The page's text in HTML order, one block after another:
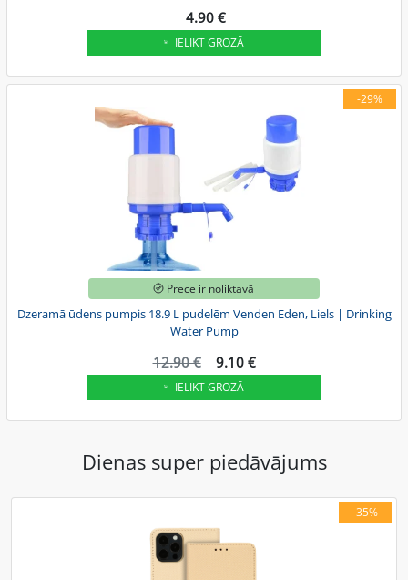
4.90 €
IELIKT GROZĀ
-29%
Prece ir noliktavā
Dzeramā ūdens pumpis 18.9 L pudelēm Venden Eden, Liels | Drinking
Water Pump
12.90 € 9.10 €
IELIKT GROZĀ
Dienas super piedāvājums
-35%